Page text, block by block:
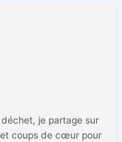
je partage sur
coups de cœur pour